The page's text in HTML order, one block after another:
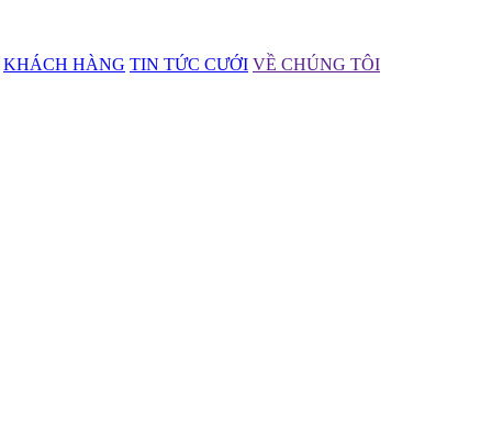
KHÁCH HÀNG TIN TỨC CƯỚI VỀ CHÚNG TÔI